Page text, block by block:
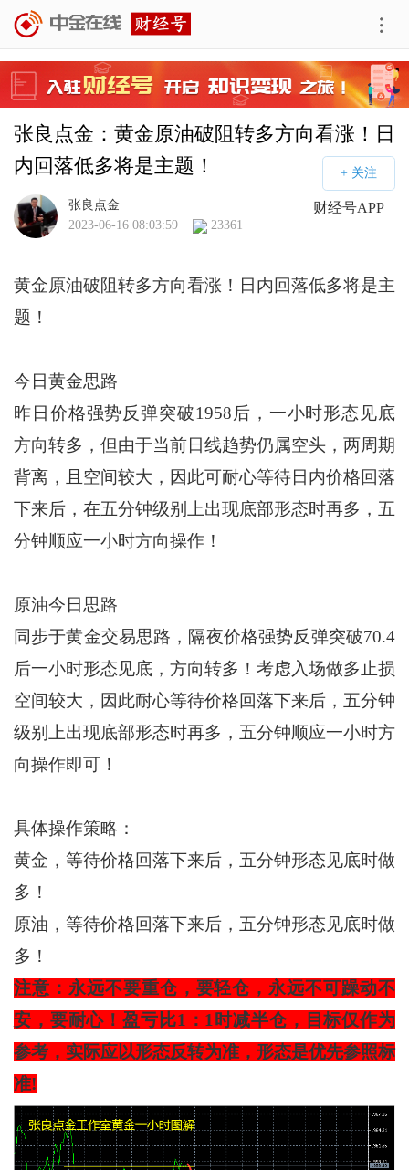
张良点金：黄金原油破阻转多方向看涨！日
内回落低多将是主题！
财经号APP
张良点金
2023-06-16 08:03:59
23361
黄金原油破阻转多方向看涨！日内回落低多将是主
题！
今日黄金思路
昨日价格强势反弹突破1958后，一小时形态见底
方向转多，但由于当前日线趋势仍属空头，两周期
背离，且空间较大，因此可耐心等待日内价格回落
下来后，在五分钟级别上出现底部形态时再多，五
分钟顺应一小时方向操作！
原油今日思路
同步于黄金交易思路，隔夜价格强势反弹突破70.4
后一小时形态见底，方向转多！考虑入场做多止损
空间较大，因此耐心等待价格回落下来后，五分钟
级别上出现底部形态时再多，五分钟顺应一小时方
向操作即可！
具体操作策略：
黄金，等待价格回落下来后，五分钟形态见底时做
多！
原油，等待价格回落下来后，五分钟形态见底时做
多！
注意：永远不要重仓，要轻仓，永远不可躁动不
安，要耐心！盈亏比1：1时减半仓，目标仅作为
参考，实际应以形态反转为准，形态是优先参照标
准!